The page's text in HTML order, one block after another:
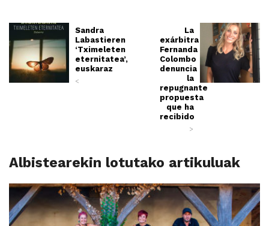
Sandra
Labastieren
‘Tximeleten
eternitatea’,
euskaraz
<
La
exárbitra
Fernanda
Colombo
denuncia
la
repugnante
propuesta
que ha
recibido
>
Albistearekin lotutako artikuluak